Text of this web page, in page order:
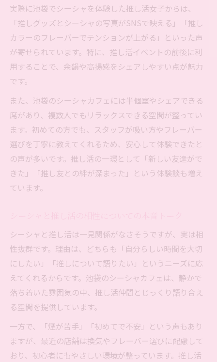
実際に池袋でシーシャを体験した推し活女子からは、
「推しグッズとシーシャの写真がSNSで映える」「推し
カラーのフレーバーでテンションが上がる」といった声
が寄せられています。特に、推し活イベントの前後に利
用することで、余韻や高揚感をシェアしやすい点が魅力
です。
また、池袋のシーシャカフェには半個室やシェアできる
席があり、複数人でもリラックスできる空間が整ってい
ます。初めての方でも、スタッフが吸い方やフレーバー
選びを丁寧に教えてくれるため、安心して体験できたと
の声が多いです。推し活の一環として「新しい友達がで
きた」「推し友との絆が深まった」という体験談も増え
ています。
シーシャと推し活は一見関係がなさそうですが、実は相
性抜群です。理由は、どちらも「自分らしい時間を大切
にしたい」「推しについて語りたい」というニーズに応
えてくれるからです。池袋のシーシャカフェは、静かで
落ち着いた雰囲気の中、推し活仲間とじっくり語り合え
る空間を提供しています。
一方で、「煙が苦手」「初めてで不安」という声もあり
ますが、最近の店舗は換気やフレーバー選びに配慮して
おり、初心者にもやさしい環境が整っています。推し活